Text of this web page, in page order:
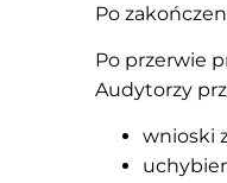
Po
Po przerwie
Audytorzy
wnioski